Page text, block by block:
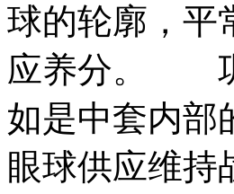
球的轮廓，平
应养分。 巩
如是中套内部
眼球供应维